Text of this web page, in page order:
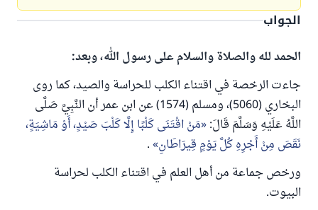
الجواب
الحمد لله والصلاة والسلام على رسول الله، وبعد:
جاءت الرخصة في اقتناء الكلب للحراسة والصيد، كما روى
البخاري (5060)، ومسلم (1574) عن ابن عمر أن النَّبِيَّ صَلَّى
اللَّهُ عَلَيْهِ وَسَلَّمَ قَالَ: مَنْ اقْتَنَى كَلْبًا إِلَّا كَلْبَ صَيْدٍ، أَوْ مَاشِيَةٍ،
نَقَصَ مِنْ أَجْرِهِ كُلَّ يَوْمٍ قِيرَاطَانِ .
ورخص جماعة من أهل العلم في اقتناء الكلب لحراسة
البيوت.